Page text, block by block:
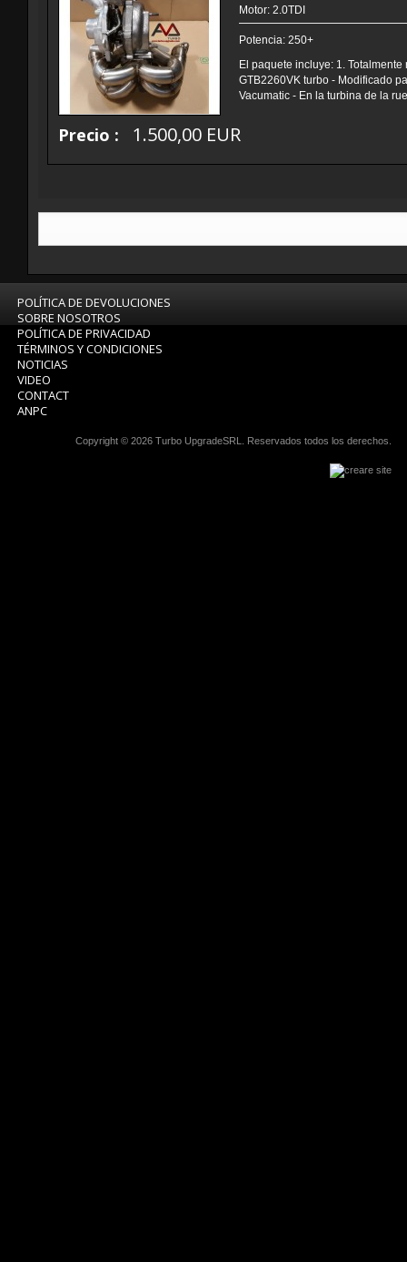
Motor: 2.0TDI
Potencia: 250+
El paquete incluye: 1.
GTB2260VK turbo - Modificado
Vacumatic - En la turbina de la
Precio : 1.500,00 EUR
POLÍTICA DE DEVOLUCIONES
SOBRE NOSOTROS
POLÍTICA DE PRIVACIDAD
TÉRMINOS Y CONDICIONES
NOTICIAS
VIDEO
CONTACT
ANPC
Copyright © 2026 Turbo UpgradeSRL . Reservados todos los derechos.